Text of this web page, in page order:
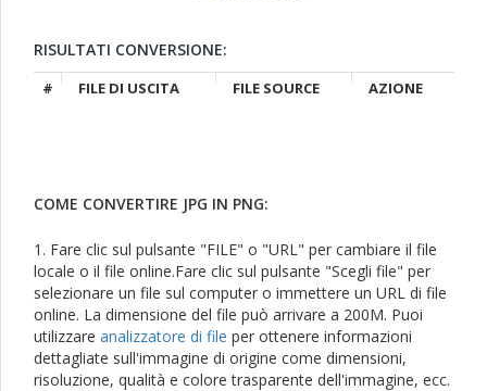
RISULTATI CONVERSIONE:
# FILE DI USCITA FILE SOURCE AZIONE
COME CONVERTIRE JPG IN PNG:
1. Fare clic sul pulsante "FILE" o "URL" per cambiare il file
locale o il file online.Fare clic sul pulsante "Scegli file" per
selezionare un file sul computer o immettere un URL di file
online. La dimensione del file può arrivare a 200M. Puoi
utilizzare analizzatore di file per ottenere informazioni
dettagliate sull'immagine di origine come dimensioni,
risoluzione, qualità e colore trasparente dell'immagine, ecc.